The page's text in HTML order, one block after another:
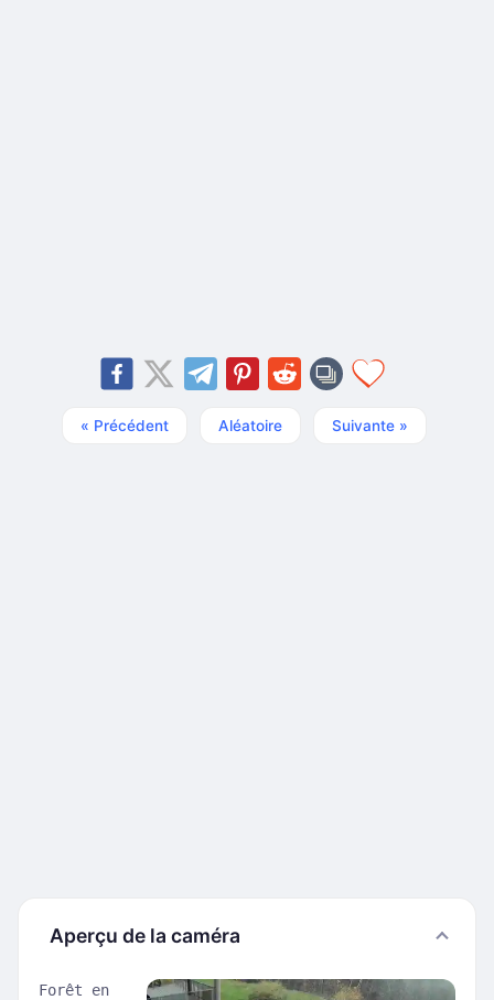
« Précédent Aléatoire Suivante »
Aperçu de la caméra
Forêt en